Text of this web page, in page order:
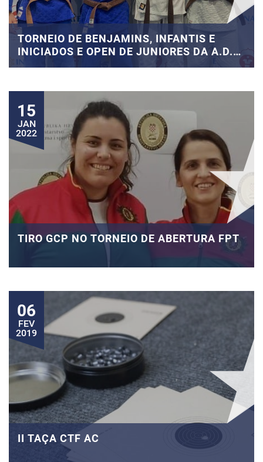
TORNEIO DE BENJAMINS, INFANTIS E
INICIADOS E OPEN DE JUNIORES DA A.D.
JUDO LISBOA
15
JAN
2022
TIRO GCP NO TORNEIO DE ABERTURA FPT
06
FEV
2019
II TAÇA CTF AC